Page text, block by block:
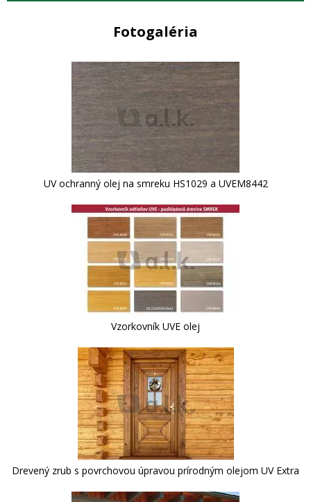
Fotogaléria
UV ochranný olej na smreku HS1029 a UVEM8442
Vzorkovník UVE olej
Drevený zrub s povrchovou úpravou prírodným olejom UV Extra